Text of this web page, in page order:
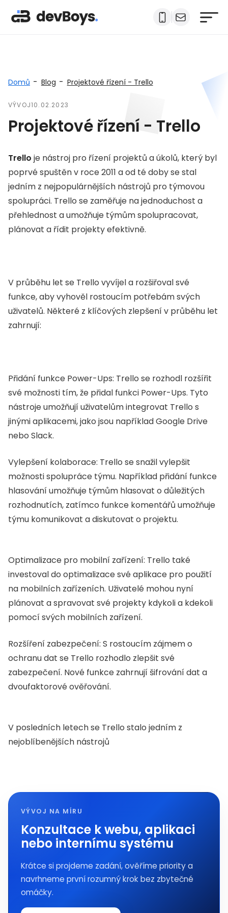
Domů - Blog - Projektové řízení - Trello
VÝVOJ10.02.2023
Projektové řízení - Trello
Trello je nástroj pro řízení projektů a úkolů, který byl
poprvé spuštěn v roce 2011 a od té doby se stal
jedním z nejpopulárnějších nástrojů pro týmovou
spolupráci. Trello se zaměřuje na jednoduchost a
přehlednost a umožňuje týmům spolupracovat,
plánovat a řídit projekty efektivně.
V průběhu let se Trello vyvíjel a rozšiřoval své
funkce, aby vyhověl rostoucím potřebám svých
uživatelů. Některé z klíčových zlepšení v průběhu let
zahrnují:
Přidání funkce Power-Ups: Trello se rozhodl rozšířit
své možnosti tím, že přidal funkci Power-Ups. Tyto
nástroje umožňují uživatelům integrovat Trello s
jinými aplikacemi, jako jsou například Google Drive
nebo Slack.
Vylepšení kolaborace: Trello se snažil vylepšit
možnosti spolupráce týmu. Například přidání funkce
hlasování umožňuje týmům hlasovat o důležitých
rozhodnutích, zatímco funkce komentářů umožňuje
týmu komunikovat a diskutovat o projektu.
Optimalizace pro mobilní zařízení: Trello také
investoval do optimalizace své aplikace pro použití
na mobilních zařízeních. Uživatelé mohou nyní
plánovat a spravovat své projekty kdykoli a kdekoli
pomocí svých mobilních zařízení.
Rozšíření zabezpečení: S rostoucím zájmem o
ochranu dat se Trello rozhodlo zlepšit své
zabezpečení. Nové funkce zahrnují šifrování dat a
dvoufaktorové ověřování.
V posledních letech se Trello stalo jedním z
nejoblíbenějších nástrojů
VÝVOJ NA MÍRU
Konzultace k webu, aplikaci
nebo internímu systému
Krátce si projdeme zadání, ověříme priority a
navrhneme první rozumný krok bez zbytečné
omáčky.